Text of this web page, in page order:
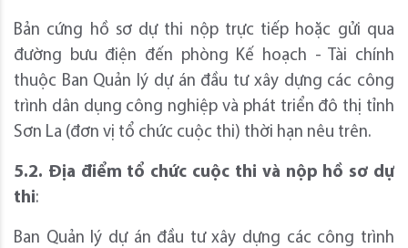
Bản cứng hồ sơ dự thi nộp trực tiếp hoặc gửi qua
đường bưu điện đến phòng Kế hoạch - Tài chính
thuộc Ban Quản lý dự án đầu tư xây dựng các công
trình dân dụng công nghiệp và phát triển đô thị tỉnh
Sơn La (đơn vị tổ chức cuộc thi) thời hạn nêu trên.
5.2. Địa điểm tổ chức cuộc thi và nộp hồ sơ dự
thi:
Ban Quản lý dự án đầu tư xây dựng các công trình